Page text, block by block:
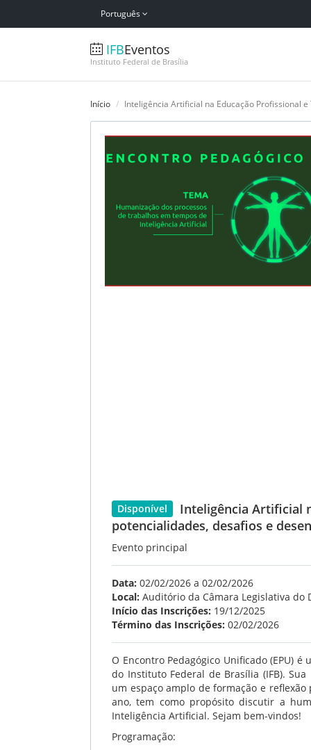
Português
IFBEventos
Instituto Federal de Brasília
Início Inteligência Artificial na Educação Profissional
Disponível
Inteligência Artificial
potencialidades, desafios e
Evento principal
Data: 02/02/2026 a 02/02/2026
Local: Auditório da Câmara Legislativa do
Início das Inscrições: 19/12/2025
Término das Inscrições: 02/02/2026
O Encontro Pedagógico Unificado (EPU)
do Instituto Federal de Brasília (IFB).
um espaço amplo de formação e
ano, tem como propósito discutir a
Inteligência Artificial. Sejam bem-vindos!
Programação: